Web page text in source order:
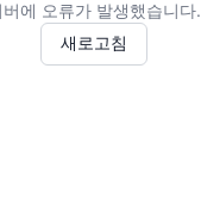
버에 오류가 발생했습니다.
새로고침